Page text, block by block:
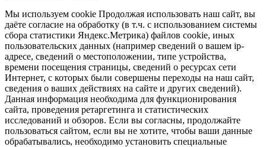
Мы используем cookie Продолжая использовать наш cайт, вы
даёте согласие на обработку (в т.ч. с использованием системы
сбора статистики Яндекс.Метрика) файлов cookie, иных
пользовательских данных (например сведений о вашем ip-
адресе, сведений о местоположении, типе устройства,
времени посещения страницы, сведений о ресурсах сети
Интернет, с которых были совершены переходы на наш сайт,
сведения о ваших действиях на сайте и других сведений).
Данная информация необходима для функционирования
сайта, проведения ретаргетинга и статистических
исследований и обзоров. Если вы согласны, продолжайте
пользоваться сайтом, если вы не хотите, чтобы ваши данные
обрабатывались, необходимо установить специальные